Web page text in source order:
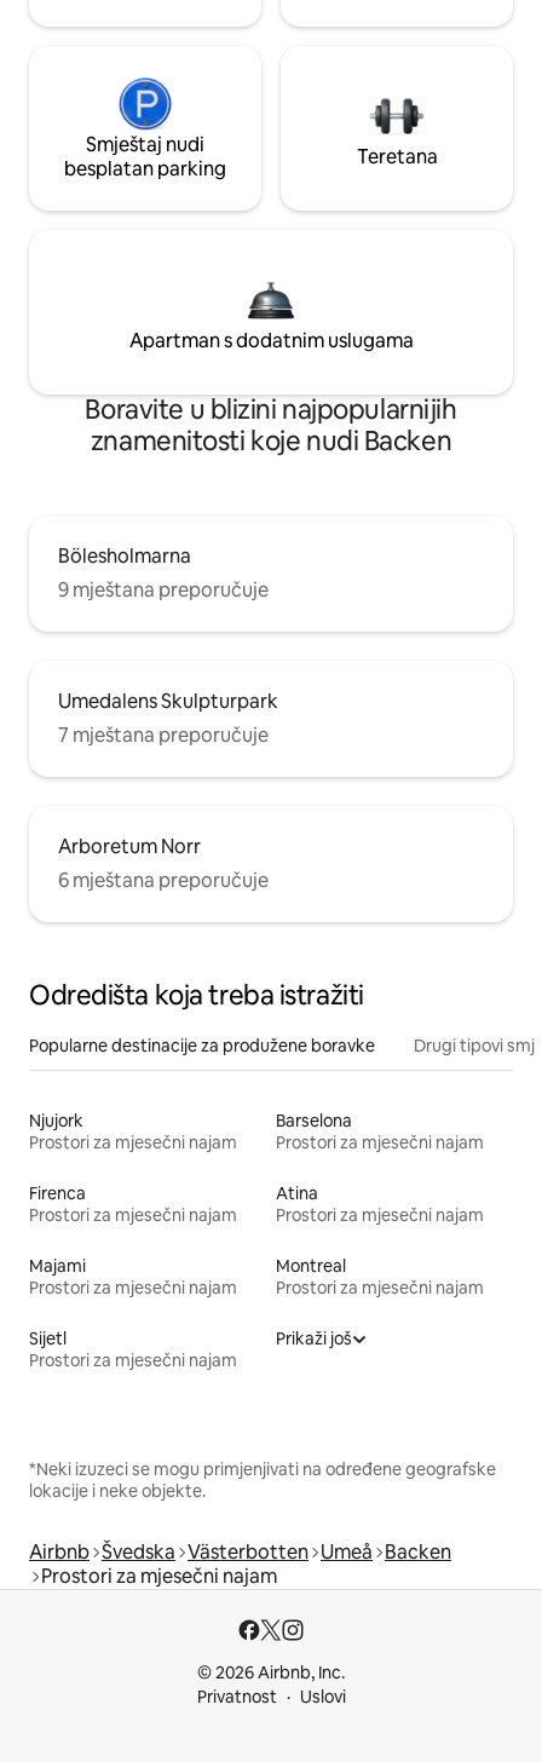
Smještaj nudi
besplatan parking
Teretana
Apartman s dodatnim uslugama
Boravite u blizini najpopularnijih
znamenitosti koje nudi Backen
Bölesholmarna
9 mještana preporučuje
Umedalens Skulpturpark
7 mještana preporučuje
Arboretum Norr
6 mještana preporučuje
Odredišta koja treba istražiti
Popularne destinacije za produžene boravke Drugi tipovi
Njujork
Prostori za mjesečni najam
Barselona
Prostori za mjesečni najam
Firenca
Prostori za mjesečni najam
Atina
Prostori za mjesečni najam
Majami
Prostori za mjesečni najam
Montreal
Prostori za mjesečni najam
Sijetl
Prostori za mjesečni najam
Prikaži još
*Neki izuzeci se mogu primjenjivati na određene geografske
lokacije i neke objekte.
Airbnb Švedska Västerbotten Umeå Backen
Prostori za mjesečni najam
© 2026 Airbnb, Inc.
Privatnost
Uslovi